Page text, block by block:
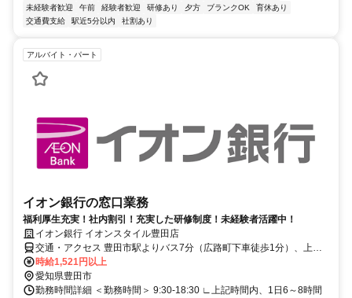
未経験者歓迎
午前 経験者歓迎 研修あり 夕方 ブランクOK
育休あり
交通費支給
駅近5分以内 社割あり
アルバイト・パート
イオン銀行の窓口業務
福利厚生充実！社内割引！充実した研修制度！未経験者活躍中！
イオン銀行 イオンスタイル豊田店
交通・アクセス 豊田市駅よりバス7分（広路町下車徒歩1分）、上挙
母駅から徒歩14分
時給1,521円以上
愛知県豊田市
勤務時間詳細 ＜勤務時間＞ 9:30-18:30 ∟上記時間内、1日6～8時間